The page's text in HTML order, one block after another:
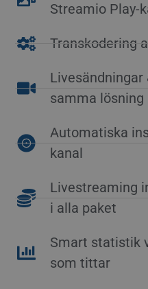
Streamio Play-
Transkodering
Livesändningar
samma lösning
Automatiska
kanal
Livestreaming
i alla paket
Smart statistik
som tittar